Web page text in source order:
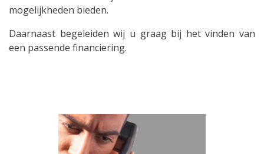
mogelijkheden bieden.
Daarnaast begeleiden wij u graag bij het vinden van
een passende financiering.